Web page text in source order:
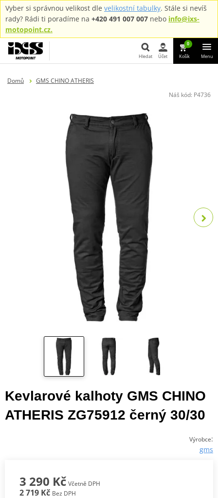
Vyber si správnou velikost dle velikostní tabulky. Stále si nevíš
rady? Rádi ti poradíme na +420 491 007 007 nebo info@ixs-
motopoint.cz.
Hledat Účet
0
Košík Menu
Domů
GMS CHINO ATHERIS
Náš kód: P4736
Kevlarové kalhoty GMS CHINO
ATHERIS ZG75912 černý 30/30
Výrobce:
gms
3 290 Kč Včetně DPH
2 719 Kč Bez DPH